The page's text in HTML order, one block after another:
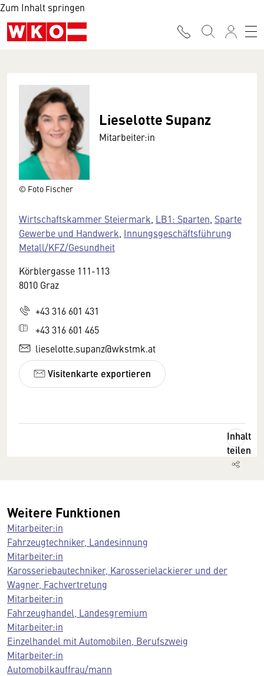
Zum Inhalt springen
© Foto Fischer
Lieselotte Supanz
Mitarbeiter:in
Wirtschaftskammer Steiermark LB1: Sparten Sparte
Gewerbe und Handwerk Innungsgeschäftsführung
Metall/KFZ/Gesundheit
Körblergasse 111-113
8010 Graz
+43 316 601 431
+43 316 601 465
lieselotte.supanz@wkstmk.at
Visitenkarte exportieren
Inhalt
teilen
Weitere Funktionen
Mitarbeiter:in
Fahrzeugtechniker, Landesinnung
Mitarbeiter:in
Karosseriebautechniker, Karosserielackierer und der
Wagner, Fachvertretung
Mitarbeiter:in
Fahrzeughandel, Landesgremium
Mitarbeiter:in
Einzelhandel mit Automobilen, Berufszweig
Mitarbeiter:in
Automobilkauffrau/mann